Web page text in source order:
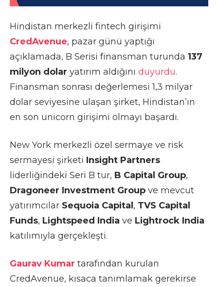
Hindistan merkezli fintech girişimi
CredAvenue, pazar günü yaptığı
açıklamada, B Serisi finansman turunda 137
milyon dolar yatırım aldığını duyurdu.
Finansman sonrası değerlemesi 1,3 milyar
dolar seviyesine ulaşan şirket, Hindistan’ın
en son unicorn girişimi olmayı başardı.
New York merkezli özel sermaye ve risk
sermayesi şirketi Insight Partners
liderliğindeki Seri B tur, B Capital Group,
Dragoneer Investment Group ve mevcut
yatırımcılar Sequoia Capital , TVS Capital
Funds, Lightspeed India ve Lightrock India
katılımıyla gerçekleşti.
Gaurav Kumar tarafından kurulan
CredAvenue, kısaca tanımlamak gerekirse